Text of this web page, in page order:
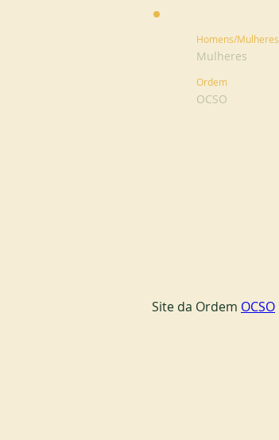
Homens/Mulheres
Mulheres
Ordem
OCSO
Site da Ordem OCSO